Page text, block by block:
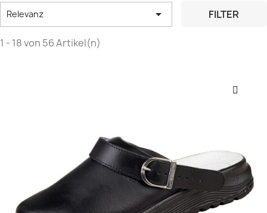
Relevanz  FILTER
1 - 18 von 56 Artikel(n)